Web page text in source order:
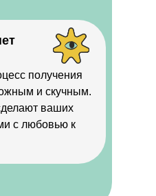
получения
и скучным.
ваших
с любовью к